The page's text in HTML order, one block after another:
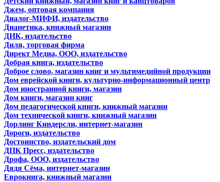
Джем, оптовая компания
Диалог-МИФИ, издательство
Дианетика, книжный магазин
ДИК, издательство
Диля, торговая фирма
Директ Медиа, ООО, издательство
Добрая книга, издательство
Доброе слово, магазин книг и мультимедийной продукции
Дом еврейской книги, культурно-информационный центр
Дом иностранной книги, магазин
Дом книги, магазин книг
Дом педагогической книги, книжный магазин
Дом технической книги, книжный магазин
Дорлинг Киндерсли, интернет-магазин
Дороги, издательство
Достоинство, издательский дом
ДПК Пресс, издательство
Дрофа, ООО, издательство
Дядя Сёма, интернет-магазин
Еврокнига, книжный магазин